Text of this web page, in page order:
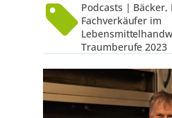
Podcasts | Bäcker,
Fachverkäufer im
Traumberufe 2023